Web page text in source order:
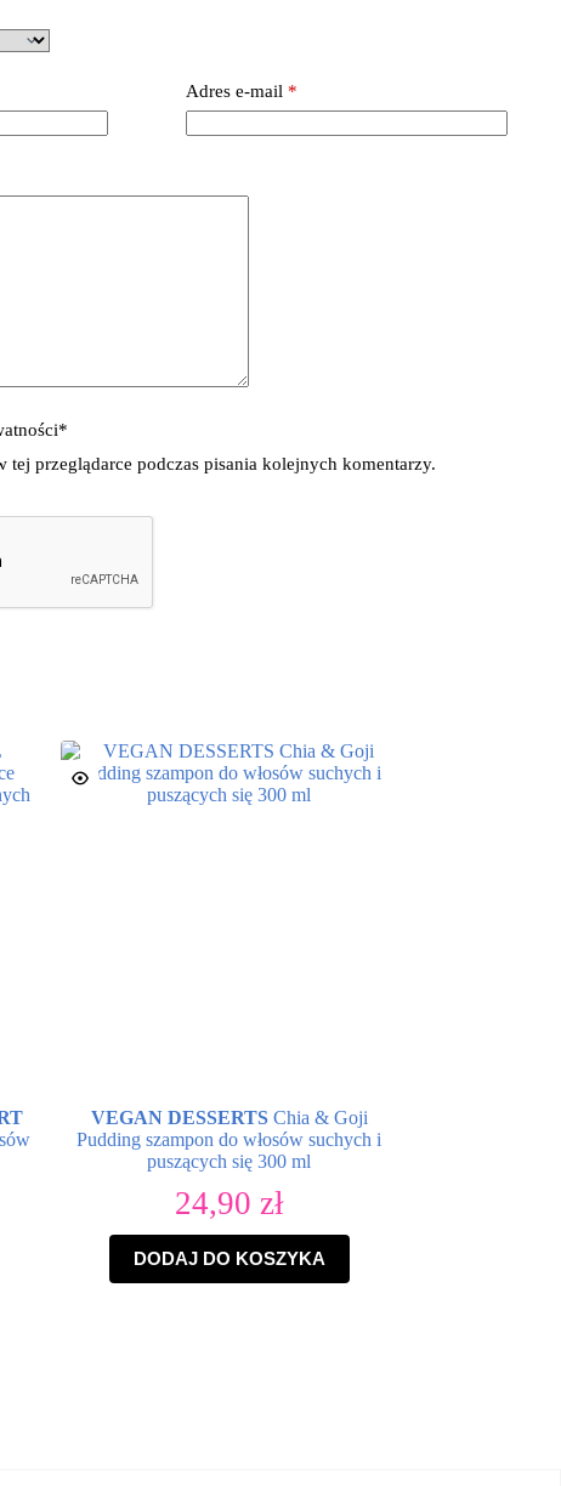
Adres e-mail *
*
tej przeglądarce podczas pisania kolejnych komentarzy.
VEGAN DESSERTSChia & Goji
Pudding szampon do włosów suchych i
puszących się 300 ml
24,90 zł
DODAJ DO KOSZYKA